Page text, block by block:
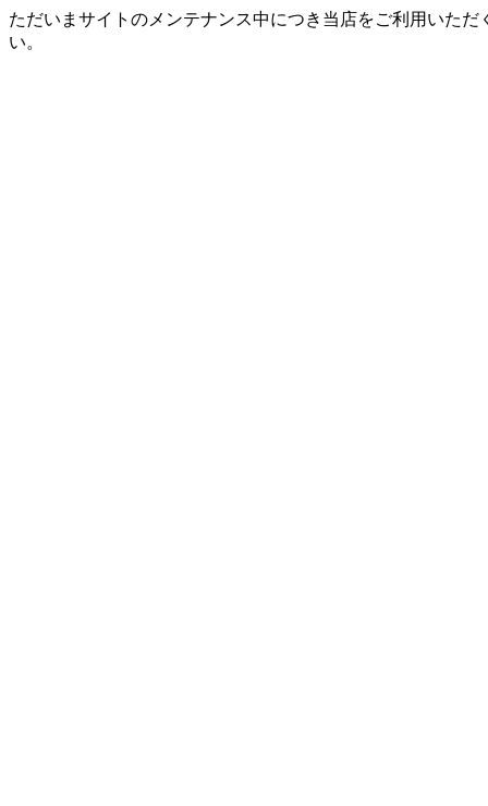
ただいまサイトのメンテナンス中につき当店をご利用いた
い。